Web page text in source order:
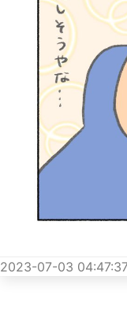
2023-07-03